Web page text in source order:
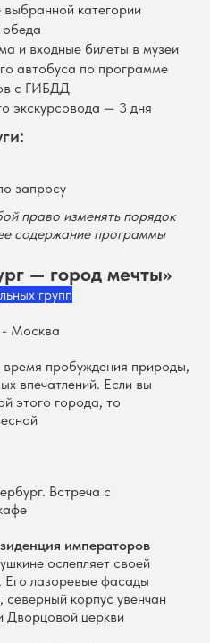
категории
и входные билеты в музеи
автобуса по программе
с ГИБДД
экскурсовода — 3 дня
запросу
право изменять порядок
содержание программы
— город мечты»
групп
- Москва
пробуждения природы,
впечатлений. Если вы
этого города, то
Встреча с
императоров
ослепляет своей
Его лазоревые фасады
корпус увенчан
Дворцовой церкви